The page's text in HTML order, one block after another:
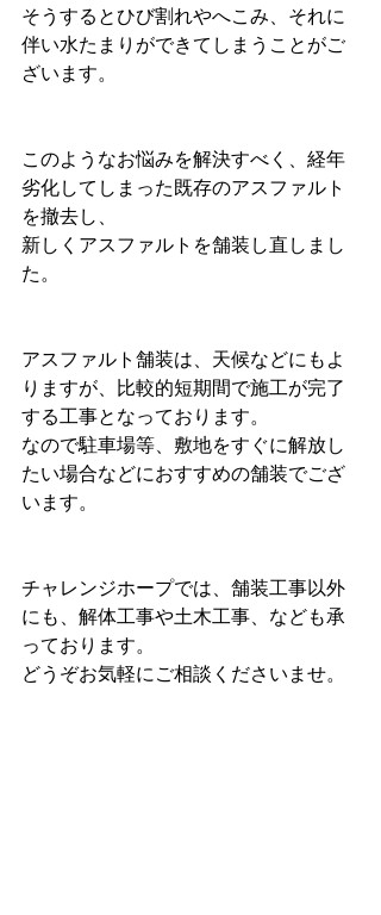
そうするとひび割れやへこみ、それに
伴い水たまりができてしまうことがご
ざいます。
このようなお悩みを解決すべく、経年
劣化してしまった既存のアスファルト
を撤去し、
新しくアスファルトを舗装し直しまし
た。
アスファルト舗装は、天候などにもよ
りますが、比較的短期間で施工が完了
する工事となっております。
なので駐車場等、敷地をすぐに解放し
たい場合などにおすすめの舗装でござ
います。
チャレンジホープでは、舗装工事以外
にも、解体工事や土木工事、なども承
っております。
どうぞお気軽にご相談くださいませ。